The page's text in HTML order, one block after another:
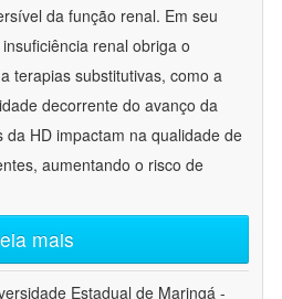
da função renal. Em seu
renal obriga o
terapias substitutivas, como a
decorrente do avanço da
da HD impactam na qualidade de
aumentando o risco de
mais
Estadual de Maringá -